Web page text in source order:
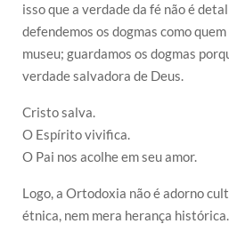
isso que a verdade da fé não é
defendemos os dogmas como
museu; guardamos os dogmas
verdade salvadora de Deus.
Cristo salva.
O Espírito vivifica.
O Pai nos acolhe em seu amor.
Logo, a Ortodoxia não é adorno
étnica, nem mera herança histórica.